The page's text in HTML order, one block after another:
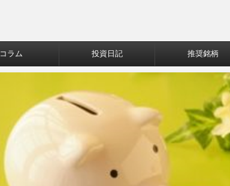
コラム 投資日記 推奨銘柄